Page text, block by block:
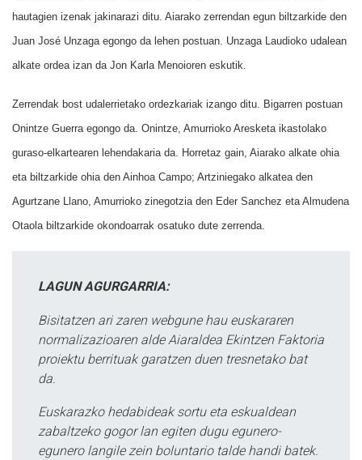
hautagien izenak jakinarazi ditu. Aiarako zerrendan egun biltzarkide den
Juan José Unzaga egongo da lehen postuan. Unzaga Laudioko udalean
alkate ordea izan da Jon Karla Menoioren eskutik.
Zerrendak bost udalerrietako ordezkariak izango ditu. Bigarren postuan
Onintze Guerra egongo da. Onintze, Amurrioko Aresketa ikastolako
guraso-elkartearen lehendakaria da. Horretaz gain, Aiarako alkate ohia
eta biltzarkide ohia den Ainhoa Campo; Artziniegako alkatea den
Agurtzane Llano, Amurrioko zinegotzia den Eder Sanchez eta Almudena
Otaola biltzarkide okondoarrak osatuko dute zerrenda.
LAGUN AGURGARRIA:
Bisitatzen ari zaren webgune hau euskararen
normalizazioaren alde Aiaraldea Ekintzen Faktoria
proiektu berrituak garatzen duen tresnetako bat
da.
Euskarazko hedabideak sortu eta eskualdean
zabaltzeko gogor lan egiten dugu egunero-
egunero langile zein boluntario talde handi batek.